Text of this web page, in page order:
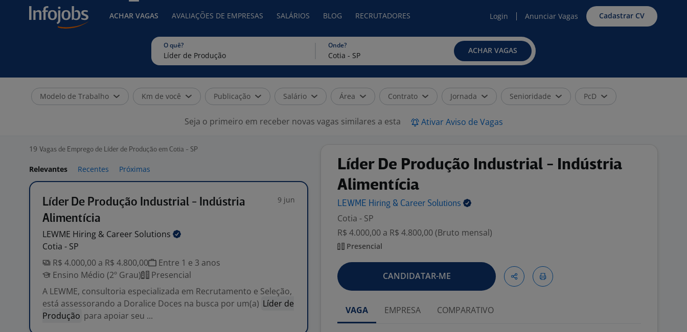
ACHAR VAGAS AVALIAÇÕES DE EMPRESAS SALÁRIOS BLOG RECRUTADORES Login Anunciar Vagas Cadastrar CV
O quê? Onde?
ACHAR VAGAS
Modelo de Trabalho Km de você Publicação Salário Área Contrato Jornada Senioridade PcD
Seja o primeiro em receber novas vagas similares a esta Ativar Aviso de Vagas
19 Vagas de Emprego de Líder de Produção em Cotia - SP
Relevantes Recentes Próximas
Líder De Produção Industrial - Indústria
Alimentícia
9 jun
LEWME Hiring & Career Solutions
Cotia - SP
R$ 4.000,00 a R$ 4.800,00
Entre 1 e 3 anos
Ensino Médio (2º Grau)
Presencial
A LEWME, consultoria especializada em Recrutamento e Seleção,
está assessorando a Doralice Doces na busca por um(a) Líder de
Produção para apoiar seu ...
Líder De Produção Industrial - Indústria
Alimentícia
LEWME Hiring & Career Solutions
Cotia - SP
R$ 4.000,00 a R$ 4.800,00 (Bruto mensal)
Presencial
CANDIDATAR-ME
VAGA EMPRESA COMPARATIVO